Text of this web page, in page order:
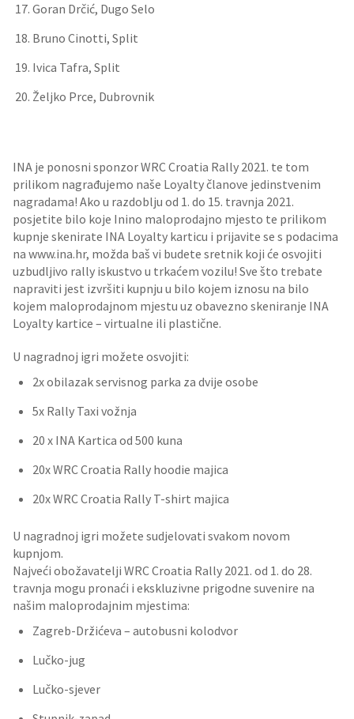
Goran Drčić, Dugo Selo
Bruno Cinotti, Split
Ivica Tafra, Split
Željko Prce, Dubrovnik
INA je ponosni sponzor WRC Croatia Rally 2021. te tom
prilikom nagrađujemo naše Loyalty članove jedinstvenim
nagradama! Ako u razdoblju od 1. do 15. travnja 2021.
posjetite bilo koje Inino maloprodajno mjesto te prilikom
kupnje skenirate INA Loyalty karticu i prijavite se s podacima
na www.ina.hr, možda baš vi budete sretnik koji će osvojiti
uzbudljivo rally iskustvo u trkaćem vozilu! Sve što trebate
napraviti jest izvršiti kupnju u bilo kojem iznosu na bilo
kojem maloprodajnom mjestu uz obavezno skeniranje INA
Loyalty kartice – virtualne ili plastične.
U nagradnoj igri možete osvojiti:
2x obilazak servisnog parka za dvije osobe
5x Rally Taxi vožnja
20 x INA Kartica od 500 kuna
20x WRC Croatia Rally hoodie majica
20x WRC Croatia Rally T-shirt majica
U nagradnoj igri možete sudjelovati svakom novom
kupnjom.
Najveći obožavatelji WRC Croatia Rally 2021. od 1. do 28.
travnja mogu pronaći i ekskluzivne prigodne suvenire na
našim maloprodajnim mjestima:
Zagreb-Držićeva – autobusni kolodvor
Lučko-jug
Lučko-sjever